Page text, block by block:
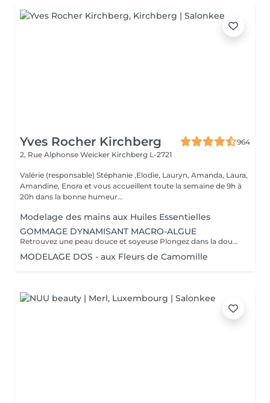
Yves Rocher Kirchberg
964
2, Rue Alphonse Weicker Kirchberg L-2721
Valérie (responsable) Stéphanie ,Elodie, Lauryn, Amanda, Laura,
Amandine, Enora et vous accueillent toute la semaine de 9h à
20h dans la bonne humeur...
Modelage des mains aux Huiles Essentielles
GOMMAGE DYNAMISANT MACRO-ALGUE
Retrouvez une peau douce et soyeuse Plongez dans la douceur tropicale dIndonésie à travers les notes épicées des huiles essentielles de Girofle et de Muscade. Ce gommage aux effluves chauds et naturels vous transporte tout en exfoliant délicatement votre peau : elle est douce, lumineuse et satinée.
MODELAGE DOS - aux Fleurs de Camomille